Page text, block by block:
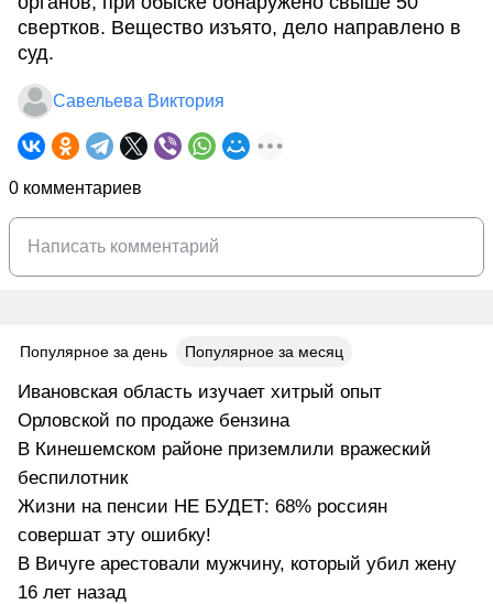
свертков. Вещество изъято, дело направлено в
суд.
Савельева Виктория
0 комментариев
Популярное за день Популярное за месяц
Ивановская область изучает хитрый опыт
Орловской по продаже бензина
В Кинешемском районе приземлили вражеский
беспилотник
Жизни на пенсии НЕ БУДЕТ: 68% россиян
совершат эту ошибку!
В Вичуге арестовали мужчину, который убил жену
16 лет назад